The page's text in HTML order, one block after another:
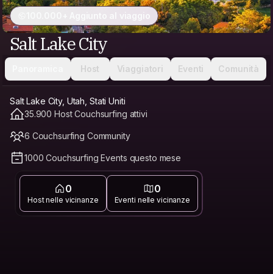
100.000+ Aggiunto al viaggio
Salt Lake City
Host Viaggiatori Eventi Comunità
Salt Lake City, Utah, Stati Uniti
35.900 Host Couchsurfing attivi
6 Couchsurfing Community
1000 Couchsurfing Events questo mese
0
Host nelle vicinanze
0
Eventi nelle vicinanze